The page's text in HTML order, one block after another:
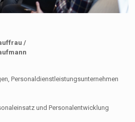
/
Personaldienstleistungsunternehmen
und Personalentwicklung